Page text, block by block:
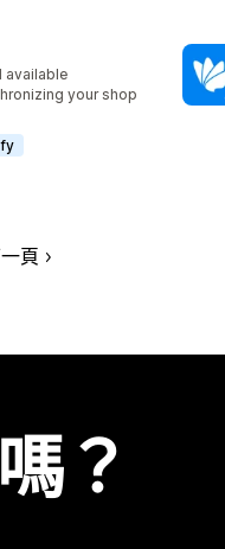
available
your shop
頁
？